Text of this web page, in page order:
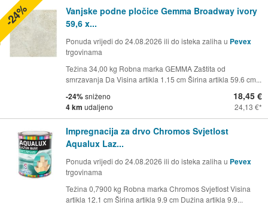
Vanjske podne pločice Gemma Broadway ivory
59,6 x...
Ponuda vrijedi do 24.08.2026 ili do isteka zaliha u Pevex
trgovinama
Težina 34,00 kg Robna marka GEMMA Zaštita od
smrzavanja Da Visina artikla 1.15 cm Širina artikla 59.6 cm...
-24%sniženo
4 km udaljeno
18,45 €
24,13 €
-24%
Impregnacija za drvo Chromos Svjetlost
Aqualux Laz...
Ponuda vrijedi do 24.08.2026 ili do isteka zaliha u Pevex
trgovinama
Težina 0,7900 kg Robna marka Chromos Svjetlost Visina
artikla 12.1 cm Širina artikla 9.9 cm Dužina artikla 9.9...